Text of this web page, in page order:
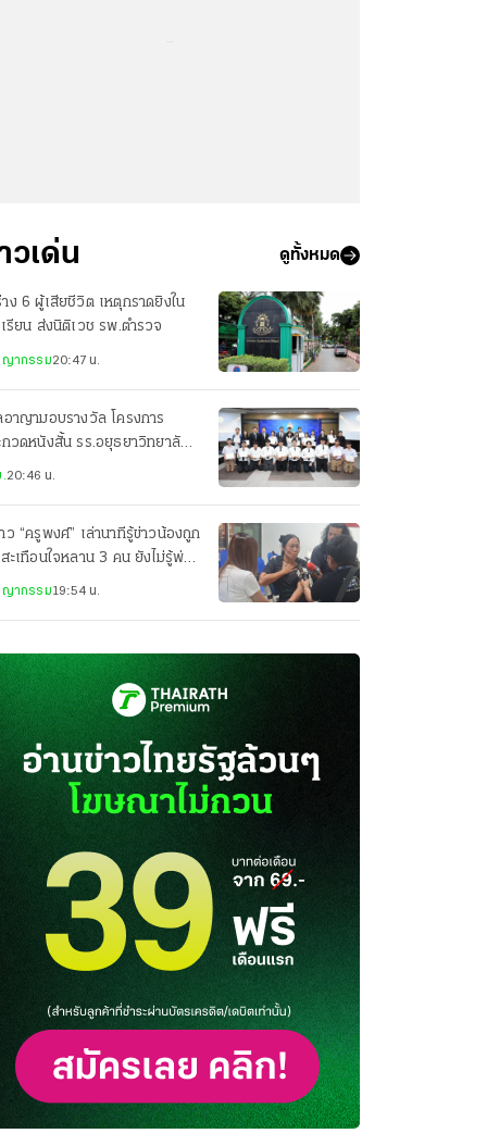
วเด่น ดูทั้งหมด
าง 6 ผู้เสียชีวิต เหตุกราดยิงใน
เรียน ส่งนิติเวช รพ.ตำรวจ
ญากรรม20:47 น.
อาญามอบรางวัล โครงการ
กวดหนังสั้น รร.อยุธยาวิทยาลัย
.20:46 น.
ว “ครูพงศ์” เล่านาทีรู้ข่าวน้องถูก
ะเทือนใจหลาน 3 คน ยังไม่รู้พ่อ
ญากรรม19:54 น.